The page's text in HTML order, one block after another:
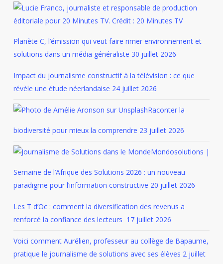
Planète C, l’émission qui veut faire rimer environnement et
solutions dans un média généraliste 30 juillet 2026
Impact du journalisme constructif à la télévision : ce que
révèle une étude néerlandaise 24 juillet 2026
Raconter la
biodiversité pour mieux la comprendre 23 juillet 2026
Mondosolutions |
Semaine de l’Afrique des Solutions 2026 : un nouveau
paradigme pour l’information constructive 20 juillet 2026
Les T d’Oc : comment la diversification des revenus a
renforcé la confiance des lecteurs 17 juillet 2026
Voici comment Aurélien, professeur au collège de Bapaume,
pratique le journalisme de solutions avec ses élèves 2 juillet